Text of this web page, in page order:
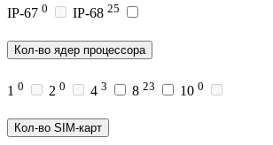
IP-67 0 IP-68 25
Кол-во ядер процессора
1 0 2 0 4 3 8 23 10 0
Кол-во SIM-карт